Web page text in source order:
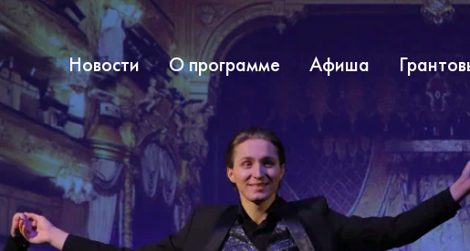
Новости О программе Афиша